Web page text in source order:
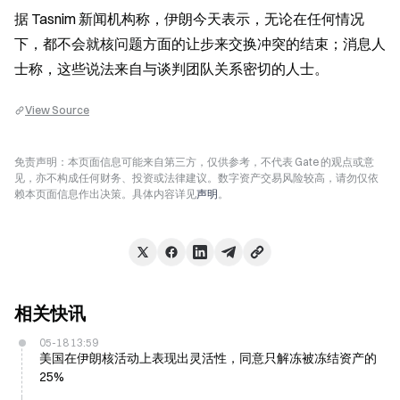
据 Tasnim 新闻机构称，伊朗今天表示，无论在任何情况
下，都不会就核问题方面的让步来交换冲突的结束；消息人
士称，这些说法来自与谈判团队关系密切的人士。
View Source
免责声明：本页面信息可能来自第三方，仅供参考，不代表 Gate 的观点或意
见，亦不构成任何财务、投资或法律建议。数字资产交易风险较高，请勿仅依
赖本页面信息作出决策。具体内容详见声明。
相关快讯
05-18 13:59
美国在伊朗核活动上表现出灵活性，同意只解冻被冻结资产的
25%